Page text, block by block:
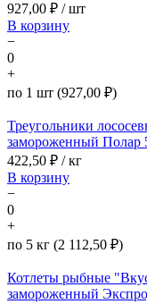
927,00 ₽ / шт
В корзину
−
0
+
по 1 шт (927,00 ₽)
Треугольники
замороженный Полар
422,50 ₽ / кг
В корзину
−
0
+
по 5 кг (2 112,50 ₽)
Котлеты рыбные
замороженный